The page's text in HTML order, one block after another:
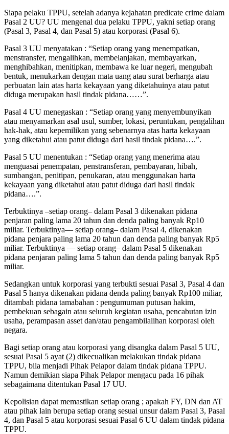
Siapa pelaku TPPU, setelah adanya kejahatan predicate crime dalam
Pasal 2 UU? UU mengenal dua pelaku TPPU, yakni setiap orang
(Pasal 3, Pasal 4, dan Pasal 5) atau korporasi (Pasal 6).
Pasal 3 UU menyatakan : “Setiap orang yang menempatkan,
menstransfer, mengalihkan, membelanjakan, membayarkan,
menghibahkan, menitipkan, membawa ke luar negeri, mengubah
bentuk, menukarkan dengan mata uang atau surat berharga atau
perbuatan lain atas harta kekayaan yang diketahuinya atau patut
diduga merupakan hasil tindak pidana……”.
Pasal 4 UU menegaskan : “Setiap orang yang menyembunyikan
atau menyamarkan asal usul, sumber, lokasi, peruntukan, pengalihan
hak-hak, atau kepemilikan yang sebenarnya atas harta kekayaan
yang diketahui atau patut diduga dari hasil tindak pidana….”.
Pasal 5 UU menentukan : “Setiap orang yang menerima atau
menguasai penempatan, penstransferan, pembayaran, hibah,
sumbangan, penitipan, penukaran, atau menggunakan harta
kekayaan yang diketahui atau patut diduga dari hasil tindak
pidana….”.
Terbuktinya –setiap orang– dalam Pasal 3 dikenakan pidana
penjaran paling lama 20 tahun dan denda paling banyak Rp10
miliar. Terbuktinya— setiap orang– dalam Pasal 4, dikenakan
pidana penjara paling lama 20 tahun dan denda paling banyak Rp5
miliar. Terbuktinya — setiap orang– dalam Pasal 5 dikenakan
pidana penjaran paling lama 5 tahun dan denda paling banyak Rp5
miliar.
Sedangkan untuk korporasi yang terbukti sesuai Pasal 3, Pasal 4 dan
Pasal 5 hanya dikenakan pidana denda paling banyak Rp100 miliar,
ditambah pidana tamabahan : pengumuman putusan hakim,
pembekuan sebagain atau seluruh kegiatan usaha, pencabutan izin
usaha, perampasan asset dan/atau pengambilalihan korporasi oleh
negara.
Bagi setiap orang atau korporasi yang disangka dalam Pasal 5 UU,
sesuai Pasal 5 ayat (2) dikecualikan melakukan tindak pidana
TPPU, bila menjadi Pihak Pelapor dalam tindak pidana TPPU.
Namun demikian siapa Pihak Pelapor mengacu pada 16 pihak
sebagaimana ditentukan Pasal 17 UU.
Kepolisian dapat memastikan setiap orang ; apakah FY, DN dan AT
atau pihak lain berupa setiap orang sesuai unsur dalam Pasal 3, Pasal
4, dan Pasal 5 atau korporasi sesuai Pasal 6 UU dalam tindak pidana
TPPU.